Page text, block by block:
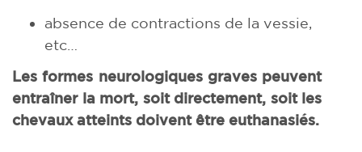
absence de contractions de la vessie,
etc…
Les formes neurologiques graves peuvent
entraîner la mort, soit directement, soit les
chevaux atteints doivent être euthanasiés.